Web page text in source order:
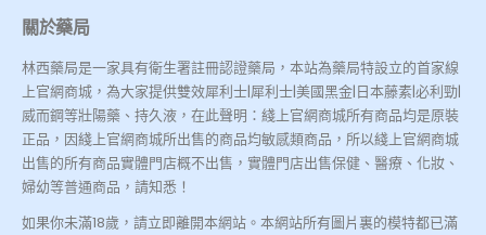
關於藥局
林西藥局是一家具有衛生署註冊認證藥局，本站為藥局特設立的首家線
上官網商城，為大家提供雙效犀利士|犀利士|美國黑金|日本藤素|必利勁|
威而鋼等壯陽藥、持久液，在此聲明：綫上官網商城所有商品均是原裝
正品，因綫上官網商城所出售的商品均敏感類商品，所以綫上官網商城
出售的所有商品實體門店概不出售，實體門店出售保健、醫療、化妝、
婦幼等普通商品，請知悉！
如果你未滿18歲，請立即離開本網站。本網站所有圖片裏的模特都已滿